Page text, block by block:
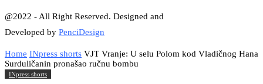
@2022 - All Right Reserved. Designed and
Developed by PenciDesign
Home INpress shorts VJT Vranje: U selu Polom kod Vladičnog Hana
Surduličanin pronašao ručnu bombu
INpress shorts